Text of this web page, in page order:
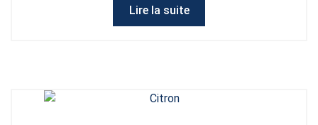
Lire la suite